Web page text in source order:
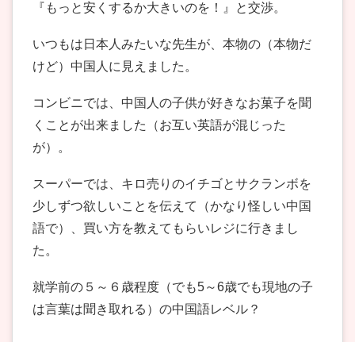
『もっと安くするか大きいのを！』と交渉。
いつもは日本人みたいな先生が、本物の（本物だ
けど）中国人に見えました。
コンビニでは、中国人の子供が好きなお菓子を聞
くことが出来ました（お互い英語が混じった
が）。
スーパーでは、キロ売りのイチゴとサクランボを
少しずつ欲しいことを伝えて（かなり怪しい中国
語で）、買い方を教えてもらいレジに行きまし
た。
就学前の５～６歳程度（でも5～6歳でも現地の子
は言葉は聞き取れる）の中国語レベル？